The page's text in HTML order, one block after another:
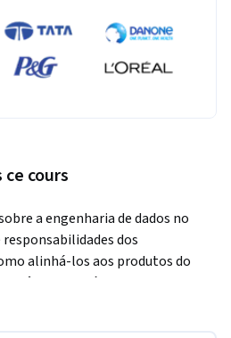
ce cours
a engenharia de dados no
dos
alinhá-los aos produtos do
você aprenderá a lidar com os